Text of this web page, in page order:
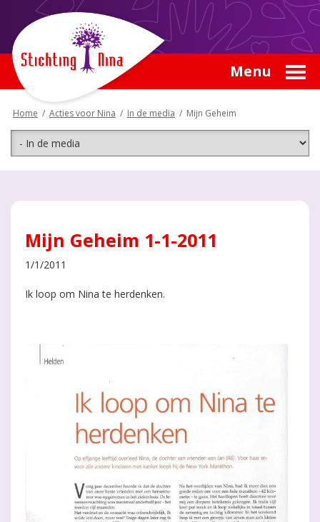
Menu
Home / Acties voor Nina / In de media / Mijn Geheim
Mijn Geheim 1-1-2011
1/1/2011
Ik loop om Nina te herdenken.